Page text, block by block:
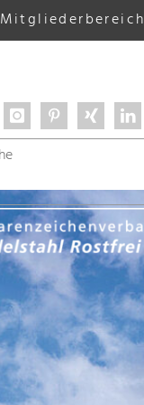
Mitgliederbereich